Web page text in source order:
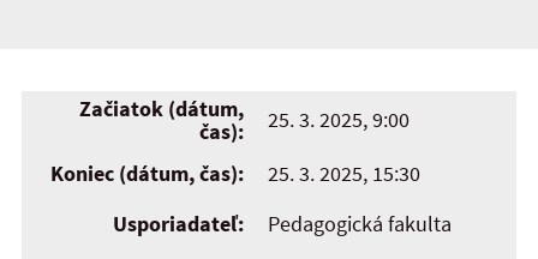
Začiatok (dátum,
čas):
25. 3. 2025, 9:00
Koniec (dátum, čas):
25. 3. 2025, 15:30
Usporiadateľ:
Pedagogická fakulta